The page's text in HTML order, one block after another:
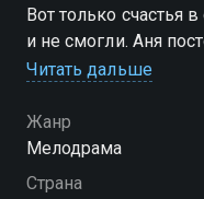
Вот только счастья
и не смогли. Аня
каждой встречной.
видела, как
возлюбленного… Дима же завидовал
стремительному
Читать дальше
Жанр
Мелодрама
Страна